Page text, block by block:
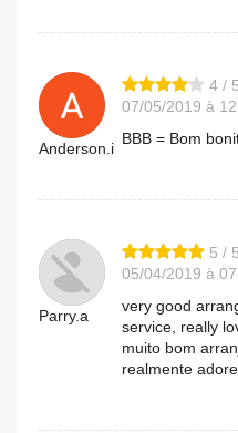
Anderson.i
4 / 5
07/05/2019 à
BBB = Bom
Parry.a
5 / 5
05/04/2019 à
very good
service, really
muito bom
realmente